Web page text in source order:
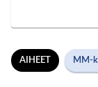
AIHEET MM-